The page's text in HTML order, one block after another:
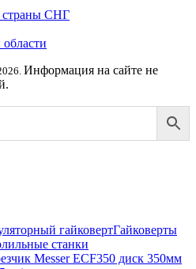
страны СНГ
Информация на сайте не
Гайковерты
станки